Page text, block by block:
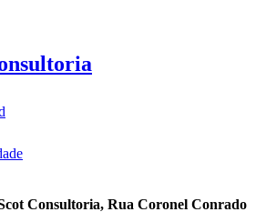
Consultoria, Rua Coronel Conrado